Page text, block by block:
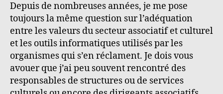
Depuis de nombreuses années, je me pose
toujours la même question sur l’adéquation
entre les valeurs du secteur associatif et culturel
et les outils informatiques utilisés par les
organismes qui s’en réclament. Je dois vous
avouer que j’ai peu souvent rencontré des
responsables de structures ou de services